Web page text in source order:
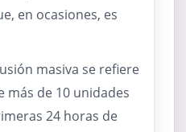
en ocasiones, es
masiva se refiere
más de 10 unidades
24 horas de